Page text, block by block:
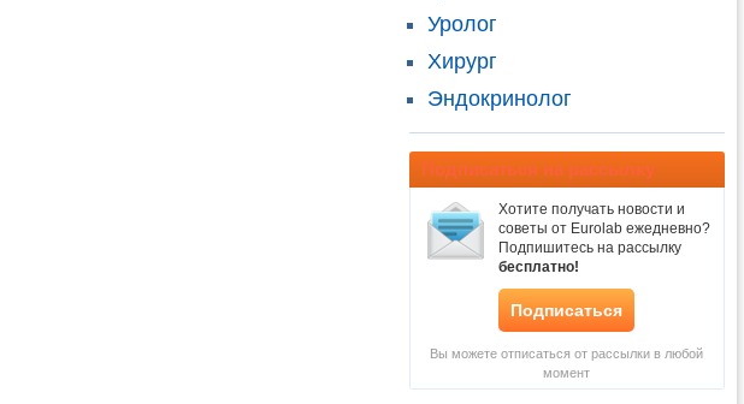
Уролог
Хирург
Эндокринолог
Подписаться на рассылку
Хотите получать новости и
советы от Eurolab ежедневно?
Подпишитесь на рассылку
бесплатно!
Подписаться
Вы можете отписаться от рассылки в любой
момент